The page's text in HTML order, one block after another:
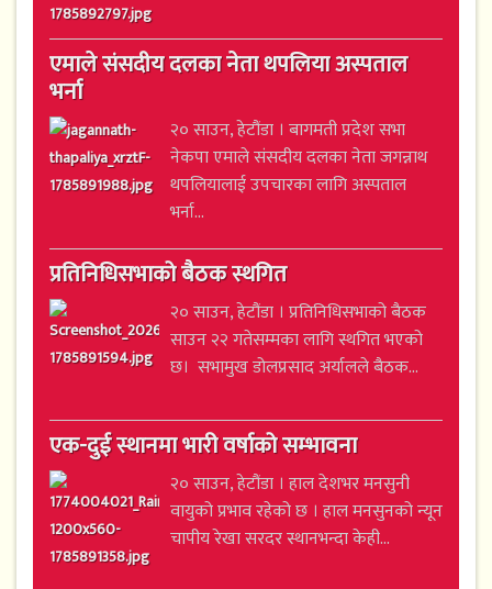
एमाले संसदीय दलका नेता थपलिया अस्पताल
भर्ना
२० साउन, हेटौंडा । बागमती प्रदेश सभा
नेकपा एमाले संसदीय दलका नेता जगन्नाथ
थपलियालाई उपचारका लागि अस्पताल
भर्ना...
प्रतिनिधिसभाको बैठक स्थगित
२० साउन, हेटौंडा । प्रतिनिधिसभाको बैठक
साउन २२ गतेसम्मका लागि स्थगित भएको
छ। सभामुख डोलप्रसाद अर्यालले बैठक...
एक-दुई स्थानमा भारी वर्षाको सम्भावना
२० साउन, हेटौंडा । हाल देशभर मनसुनी
वायुको प्रभाव रहेको छ । हाल मनसुनको न्यून
चापीय रेखा सरदर स्थानभन्दा केही...